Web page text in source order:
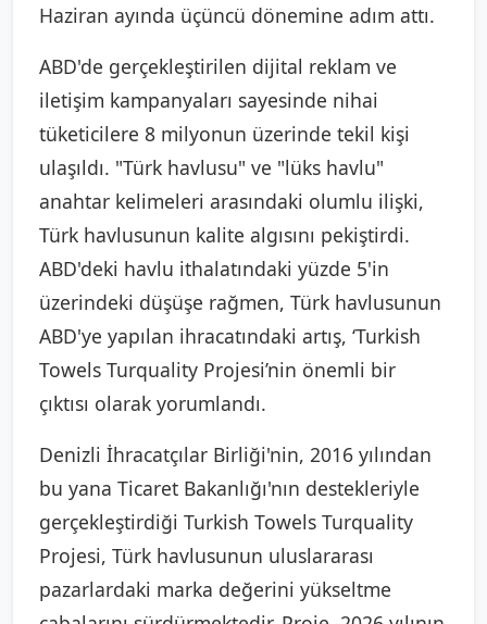
Haziran ayında üçüncü dönemine adım attı.
ABD'de gerçekleştirilen dijital reklam ve
iletişim kampanyaları sayesinde nihai
tüketicilere 8 milyonun üzerinde tekil kişi
ulaşıldı. "Türk havlusu" ve "lüks havlu"
anahtar kelimeleri arasındaki olumlu ilişki,
Türk havlusunun kalite algısını pekiştirdi.
ABD'deki havlu ithalatındaki yüzde 5'in
üzerindeki düşüşe rağmen, Türk havlusunun
ABD'ye yapılan ihracatındaki artış, ‘Turkish
Towels Turquality Projesi’nin önemli bir
çıktısı olarak yorumlandı.
Denizli İhracatçılar Birliği'nin, 2016 yılından
bu yana Ticaret Bakanlığı'nın destekleriyle
gerçekleştirdiği Turkish Towels Turquality
Projesi, Türk havlusunun uluslararası
pazarlardaki marka değerini yükseltme